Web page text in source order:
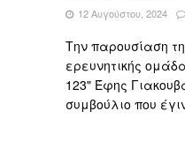
12 Αυγούστου, 2024
Την παρουσίαση
ερευνητικής
123" Έφης
συμβούλιο που